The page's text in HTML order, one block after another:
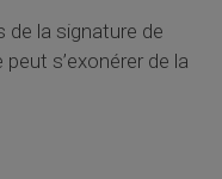
de la signature de
s’exonérer de la